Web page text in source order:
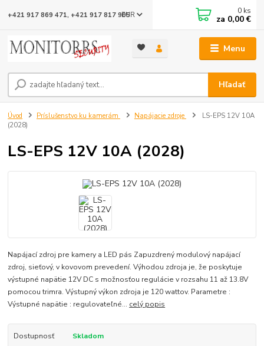
Menu
EUR
Hľadať
+421 917 869 471, +421 917 817 905 0 ks
za 0,00 €
Úvod Príslušenstvo ku kamerám Napájacie zdroje
LS-EPS 12V 10A
(2028)
LS-EPS 12V 10A (2028)
Napájací zdroj pre kamery a LED pás Zapuzdrený modulový napájací
zdroj, sieťový, v kovovom prevedení. Výhodou zdroja je, že poskytuje
výstupné napätie 12V DC s možnosťou regulácie v rozsahu 11 až 13.8V
pomocou trimra. Výstupný výkon zdroja je 120 wattov. Parametre :
Výstupné napätie : regulovateľné... celý popis
Dostupnosť Skladom